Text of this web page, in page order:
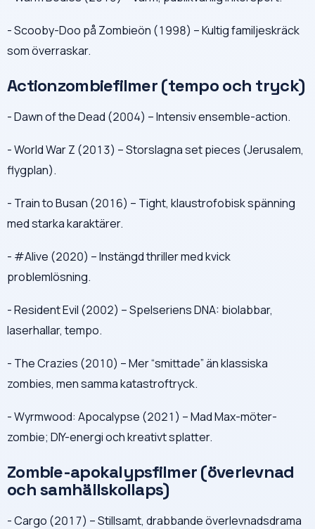
- Scooby-Doo på Zombieön (1998) – Kultig familjeskräck
som överraskar.
Actionzombiefilmer (tempo och tryck)
- Dawn of the Dead (2004) – Intensiv ensemble-action.
- World War Z (2013) – Storslagna set pieces (Jerusalem,
flygplan).
- Train to Busan (2016) – Tight, klaustrofobisk spänning
med starka karaktärer.
- #Alive (2020) – Instängd thriller med kvick
problemlösning.
- Resident Evil (2002) – Spelseriens DNA: biolabbar,
laserhallar, tempo.
- The Crazies (2010) – Mer “smittade” än klassiska
zombies, men samma katastroftryck.
- Wyrmwood: Apocalypse (2021) – Mad Max-möter-
zombie; DIY-energi och kreativt splatter.
Zombie-apokalypsfilmer (överlevnad
och samhällskollaps)
- Cargo (2017) – Stillsamt, drabbande överlevnadsdrama